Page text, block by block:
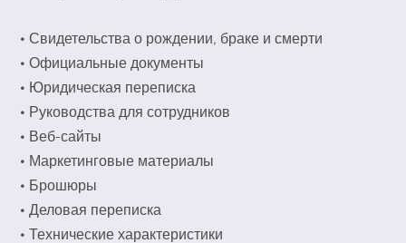
• Свидетельства о рождении, браке и смерти
• Официальные документы
• Юридическая переписка
• Руководства для сотрудников
• Веб-сайты
• Маркетинговые материалы
• Брошюры
• Деловая переписка
• Технические характеристики